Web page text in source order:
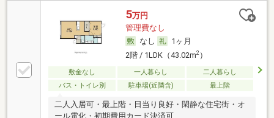
5万円
管理費なし
なし
1ヶ月
2階 / 1LDK（43.02m2）
敷金なし 一人暮らし
二人暮らし
バス・トイレ別
駐車場(近隣含) 最上階
二人入居可・最上階・日当り良好・閑静な住宅街・オ
ール電化・初期費用カード決済可